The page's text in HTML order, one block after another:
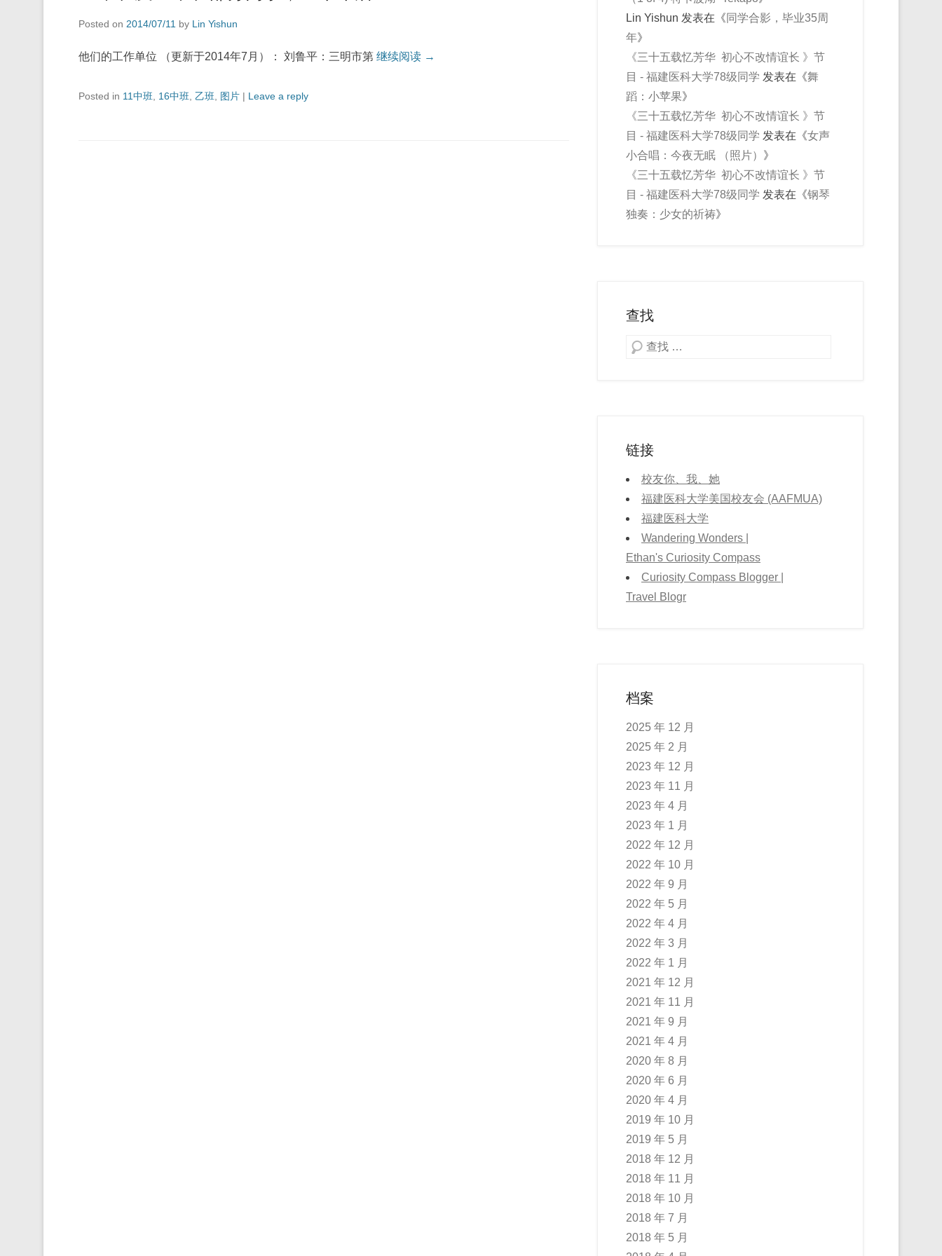
Posted on 2014/07/11 by Lin Yishun
他们的工作单位 （更新于2014年7月）： 刘鲁平：三明市第 继续阅读 →
Posted in 11中班 16中班 乙班 图片 | Leave a reply
Lin Yishun 发表在《同学合影，毕业35周
年》
《三十五载忆芳华 初心不改情谊长 》节
目 - 福建医科大学78级同学 发表在《舞
蹈：小苹果》
《三十五载忆芳华 初心不改情谊长 》节
目 - 福建医科大学78级同学 发表在《女声
小合唱：今夜无眠 （照片） 》
《三十五载忆芳华 初心不改情谊长 》节
目 - 福建医科大学78级同学 发表在《钢琴
独奏：少女的祈祷》
查找
Search
链接
校友你、我、她
福建医科大学美国校友会 (AAFMUA)
福建医科大学
Wandering Wonders |
Ethan's Curiosity Compass
Curiosity Compass Blogger |
Travel Blogr
档案
2025 年 12 月
2025 年 2 月
2023 年 12 月
2023 年 11 月
2023 年 4 月
2023 年 1 月
2022 年 12 月
2022 年 10 月
2022 年 9 月
2022 年 5 月
2022 年 4 月
2022 年 3 月
2022 年 1 月
2021 年 12 月
2021 年 11 月
2021 年 9 月
2021 年 4 月
2020 年 8 月
2020 年 6 月
2020 年 4 月
2019 年 10 月
2019 年 5 月
2018 年 12 月
2018 年 11 月
2018 年 10 月
2018 年 7 月
2018 年 5 月